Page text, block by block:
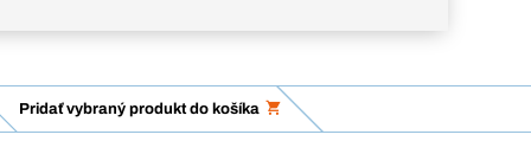
Pridať vybraný produkt do košíka